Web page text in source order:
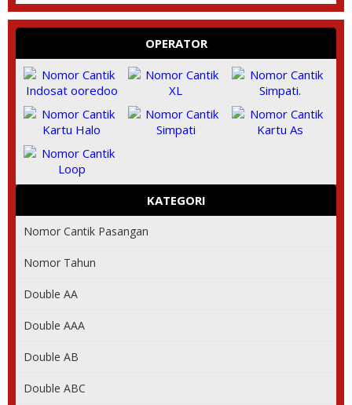
OPERATOR
KATEGORI
Nomor Cantik Pasangan
Nomor Tahun
Double AA
Double AAA
Double AB
Double ABC